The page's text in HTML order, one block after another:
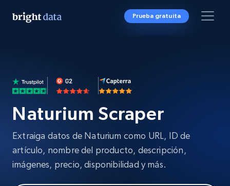
Prueba gratuita
Naturium Scraper
Extraiga datos de Naturium como URL, ID de
artículo, nombre del producto, descripción,
imágenes, precio, disponibilidad y más.